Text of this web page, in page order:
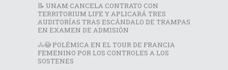
📝 UNAM CANCELA CONTRATO CON
TERRITORIUM LIFE Y APLICARÁ TRES
AUDITORÍAS TRAS ESCÁNDALO DE TRAMPAS
EN EXAMEN DE ADMISIÓN
🚴😳 POLÉMICA EN EL TOUR DE FRANCIA
FEMENINO POR LOS CONTROLES A LOS
SOSTENES